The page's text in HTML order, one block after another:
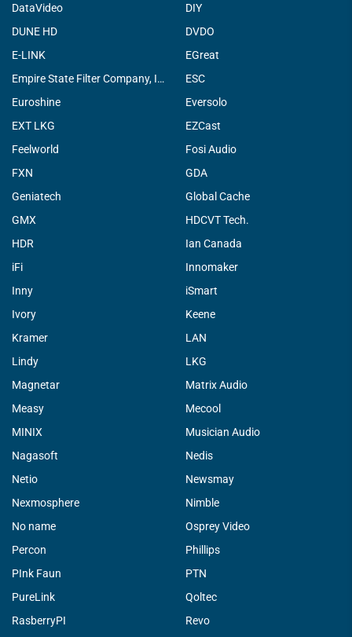
DataVideo
DIY
DUNE HD
DVDO
E-LINK
EGreat
Empire State Filter Company, INC.
ESC
Euroshine
Eversolo
EXT LKG
EZCast
Feelworld
Fosi Audio
FXN
GDA
Geniatech
Global Cache
GMX
HDCVT Tech.
HDR
Ian Canada
iFi
Innomaker
Inny
iSmart
Ivory
Keene
Kramer
LAN
Lindy
LKG
Magnetar
Matrix Audio
Measy
Mecool
MINIX
Musician Audio
Nagasoft
Nedis
Netio
Newsmay
Nexmosphere
Nimble
No name
Osprey Video
Percon
Phillips
PInk Faun
PTN
PureLink
Qoltec
RasberryPI
Revo